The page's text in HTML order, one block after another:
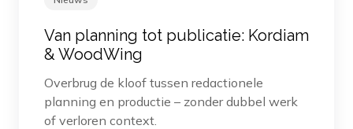
Van planning tot publicatie: Kordiam
& WoodWing
Overbrug de kloof tussen redactionele
planning en productie – zonder dubbel werk
of verloren context.